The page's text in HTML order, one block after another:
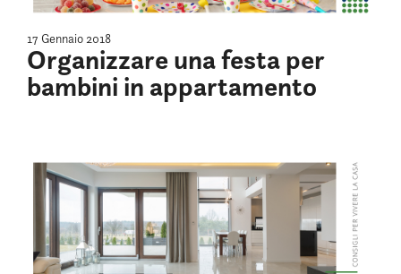
17 Gennaio 2018
Organizzare una festa per
bambini in appartamento